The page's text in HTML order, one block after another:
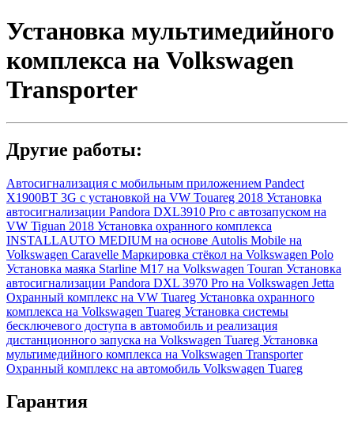
Установка мультимедийного
комплекса на Volkswagen
Transporter
Другие работы:
Автосигнализация с мобильным приложением Pandect
X1900BT 3G с установкой на VW Touareg 2018 Установка
автосигнализации Pandora DXL3910 Pro с автозапуском на
VW Tiguan 2018 Установка охранного комплекса
INSTALLAUTO MEDIUM на основе Autolis Mobile на
Volkswagen Caravelle Маркировка стёкол на Volkswagen Polo
Установка маяка Starline M17 на Volkswagen Touran Установка
автосигнализации Pandora DXL 3970 Pro на Volkswagen Jetta
Охранный комплекс на VW Tuareg Установка охранного
комплекса на Volkswagen Tuareg Установка системы
бесключевого доступа в автомобиль и реализация
дистанционного запуска на Volkswagen Tuareg Установка
мультимедийного комплекса на Volkswagen Transporter
Охранный комплекс на автомобиль Volkswagen Tuareg
Гарантия